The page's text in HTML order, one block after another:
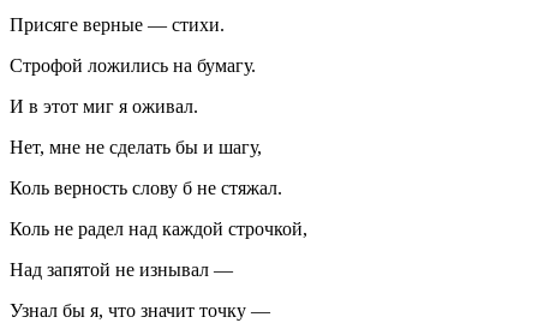
Присяге верные — стихи.
Строфой ложились на бумагу.
И в этот миг я оживал.
Нет, мне не сделать бы и шагу,
Коль верность слову б не стяжал.
Коль не радел над каждой строчкой,
Над запятой не изнывал —
Узнал бы я, что значит точку —